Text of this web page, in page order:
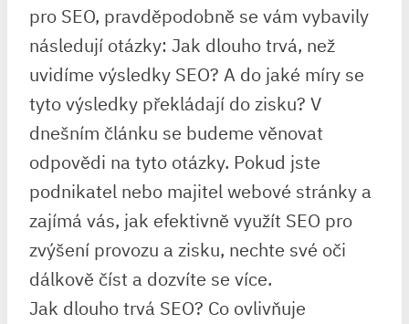
pro SEO, pravděpodobně se vám vybavily
následují otázky: Jak dlouho trvá, než
uvidíme výsledky SEO? A do jaké míry se
tyto výsledky překládají do zisku? V
dnešním článku se budeme věnovat
odpovědi na tyto otázky. Pokud jste
podnikatel nebo majitel webové stránky a
zajímá vás, jak efektivně využít SEO pro
zvýšení provozu a zisku, nechte své oči
dálkově číst a dozvíte se více.
Jak dlouho trvá SEO? Co ovlivňuje